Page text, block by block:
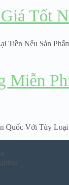
Tốt
Tiền Nếu Sản
Miễn
Quốc Với Tùy